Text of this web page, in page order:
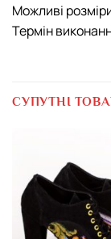
Можливі
Термін
СУПУТНІ